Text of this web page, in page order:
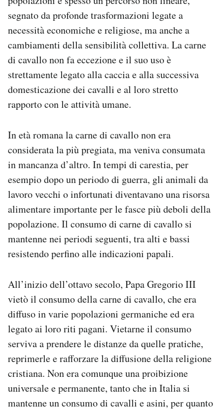
segnato da profonde trasformazioni legate a
necessità economiche e religiose, ma anche a
cambiamenti della sensibilità collettiva. La carne
di cavallo non fa eccezione e il suo uso è
strettamente legato alla caccia e alla successiva
domesticazione dei cavalli e al loro stretto
rapporto con le attività umane.
In età romana la carne di cavallo non era
considerata la più pregiata, ma veniva consumata
in mancanza d’altro. In tempi di carestia, per
esempio dopo un periodo di guerra, gli animali da
lavoro vecchi o infortunati diventavano una risorsa
alimentare importante per le fasce più deboli della
popolazione. Il consumo di carne di cavallo si
mantenne nei periodi seguenti, tra alti e bassi
resistendo perfino alle indicazioni papali.
All’inizio dell’ottavo secolo, Papa Gregorio III
vietò il consumo della carne di cavallo, che era
diffuso in varie popolazioni germaniche ed era
legato ai loro riti pagani. Vietarne il consumo
serviva a prendere le distanze da quelle pratiche,
reprimerle e rafforzare la diffusione della religione
cristiana. Non era comunque una proibizione
universale e permanente, tanto che in Italia si
mantenne un consumo di cavalli e asini, per quanto